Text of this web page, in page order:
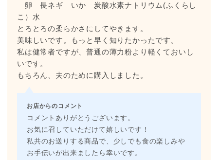
卵 長ネギ いか 炭酸水素ナトリウム(ふくらし
こ）水
とろとろの柔らかさにしてやきます。
美味しいです。もっと早く知りたかったです。
私は健常者ですが、普通の薄力粉より軽くておいし
いです。
もちろん、夫のために購入しました。
お店からのコメント
コメントありがとうございます。
お気に召していただけて嬉しいです！
私共のお送りする商品で、少しでも食の楽しみや
お手伝いが出来ましたら幸いです。